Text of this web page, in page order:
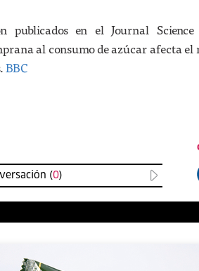
publicados en el Journal
al consumo de azúcar afecta
BBC
(0)